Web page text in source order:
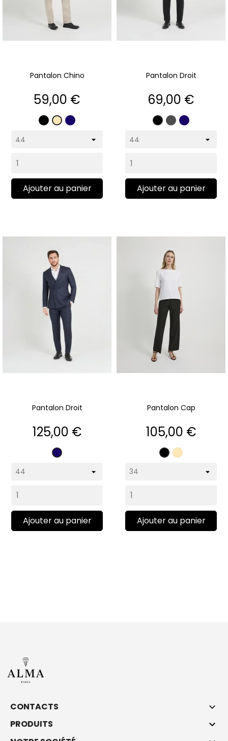
Pantalon Chino
Prix
59,00 €
NoirBeigeMarine
Ajouter au panier
Pantalon Droit
Prix
69,00 €
NoirGrisMarine
Ajouter au panier
Pantalon Droit
Prix
125,00 €
Marine
Ajouter au panier
Pantalon Cap
Prix
105,00 €
NoirBeige
Ajouter au panier
CONTACTS 
PRODUITS 